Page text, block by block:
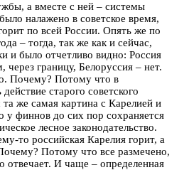
а вместе с ней – системы
налажено в советское время,
по всей России. Опять же по
– тогда, так же как и сейчас,
и было отчетливо видно: Россия
через границу, Белоруссия – нет.
Почему? Потому что в
старого советского
же самая картина с Карелией и
финнов до сих пор сохраняется
лесное законодательство.
то российская Карелия горит, а
Потому что все размечено,
отвечает. И чаще – определенная